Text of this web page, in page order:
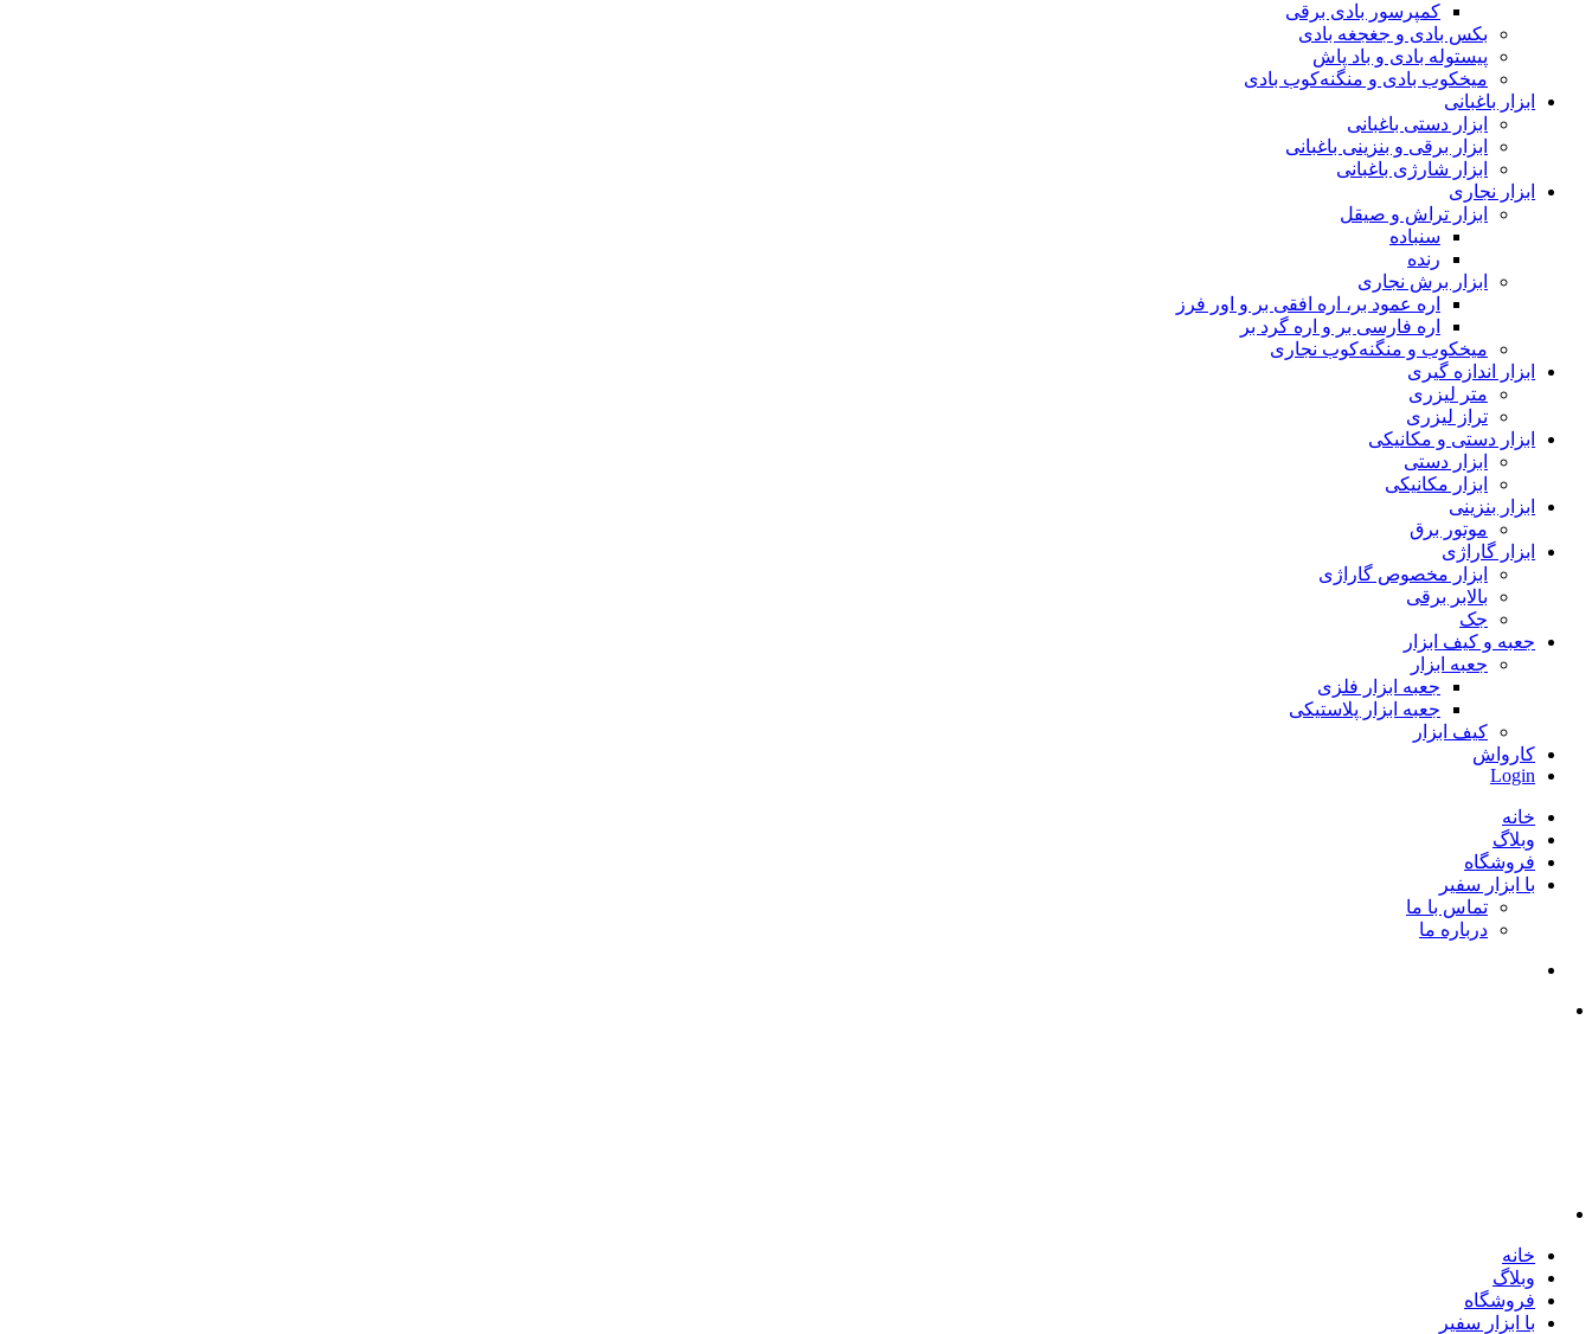
کمپرسور بادی برقی
بکس بادی و جغجغه بادی
پیستوله بادی و باد پاش
میخکوب بادی و منگنه‌کوب بادی
ابزار باغبانی
ابزار دستی باغبانی
ابزار برقی و بنزینی باغبانی
ابزار شارژی باغبانی
ابزار نجاری
ابزار تراش و صیقل
سنباده
رنده
ابزار برش نجاری
اره عمود بر، اره افقی بر و اور فرز
اره فارسی بر و اره گرد بر
میخکوب و منگنه‌کوب نجاری
ابزار اندازه گیری
متر لیزری
تراز لیزری
ابزار دستی و مکانیکی
ابزار دستی
ابزار مکانیکی
ابزار بنزینی
موتور برق
ابزار گاراژی
ابزار مخصوص گاراژی
بالابر برقی
جک
جعبه و کیف ابزار
جعبه ابزار
جعبه ابزار فلزی
جعبه ابزار پلاستیکی
کیف ابزار
کارواش
Login
خانه
وبلاگ
فروشگاه
با ابزار سفیر
تماس با ما
درباره ما
خانه
وبلاگ
فروشگاه
با ابزار سفیر